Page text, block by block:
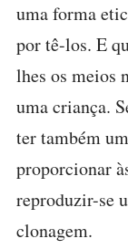
uma forma
por tê-los. E
lhes os meios
uma criança.
ter também
proporcionar
reproduzir-se
clonagem.